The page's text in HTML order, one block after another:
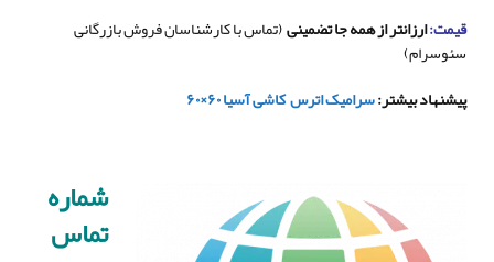
قیمت:ارزانتر از همه جا تضمینی(تماس با کارشناسان فروش بازرگانی
سئوسرام)
پیشنهاد بیشتر:سرامیک اترسکاشی آسیا ۶۰×۶۰
شماره
تماس